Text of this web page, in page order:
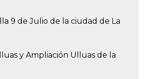
9 de Julio de la ciudad de La
y Ampliación Ulluas de la